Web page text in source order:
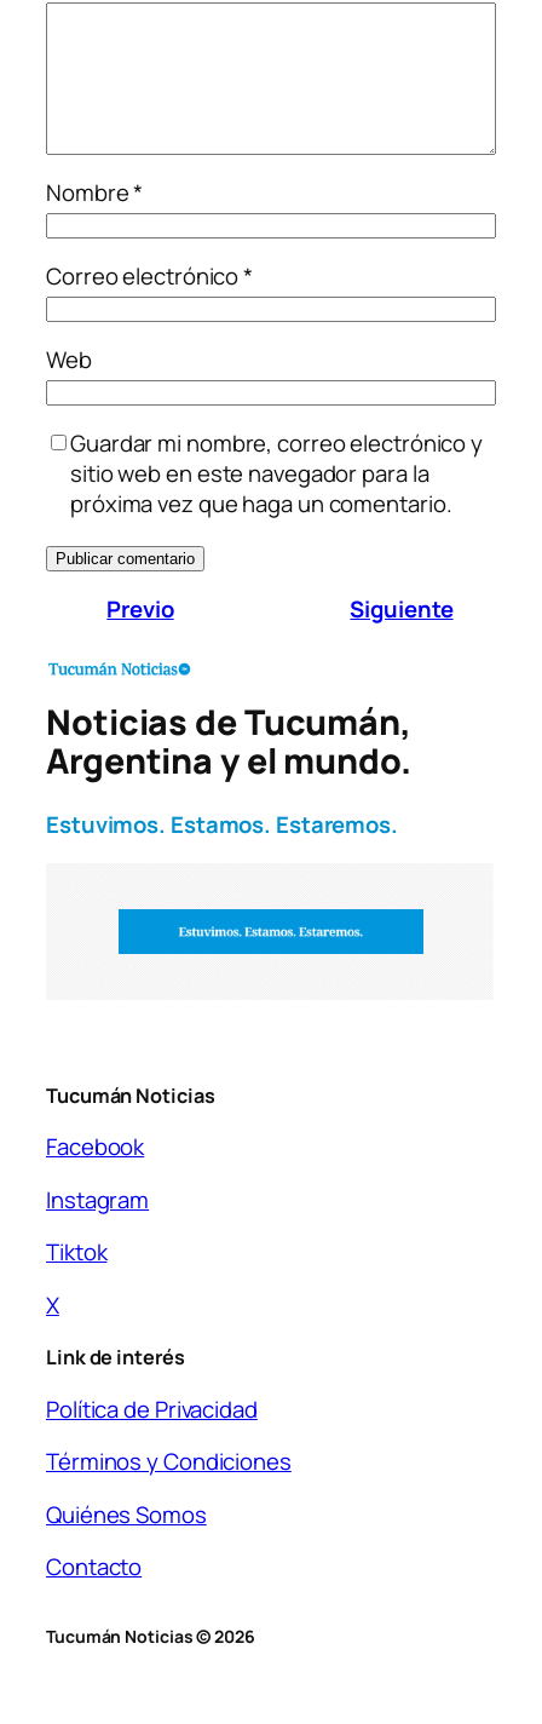
Nombre*
Correo electrónico*
Web
Guardar mi nombre, correo electrónico y
sitio web en este navegador para la
próxima vez que haga un comentario.
Previo Siguiente
Noticias de Tucumán,
Argentina y el mundo.
Estuvimos. Estamos. Estaremos.
Tucumán Noticias
Facebook
Instagram
Tiktok
X
Link de interés
Política de Privacidad
Términos y Condiciones
Quiénes Somos
Contacto
Tucumán Noticias © 2026